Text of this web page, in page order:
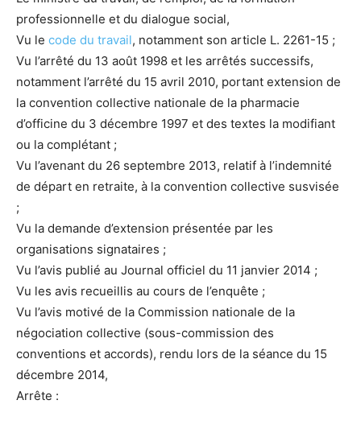
professionnelle et du dialogue social,
Vu le code du travail, notamment son article L. 2261-15 ;
Vu l’arrêté du 13 août 1998 et les arrêtés successifs,
notamment l’arrêté du 15 avril 2010, portant extension de
la convention collective nationale de la pharmacie
d’officine du 3 décembre 1997 et des textes la modifiant
ou la complétant ;
Vu l’avenant du 26 septembre 2013, relatif à l’indemnité
de départ en retraite, à la convention collective susvisée
;
Vu la demande d’extension présentée par les
organisations signataires ;
Vu l’avis publié au Journal officiel du 11 janvier 2014 ;
Vu les avis recueillis au cours de l’enquête ;
Vu l’avis motivé de la Commission nationale de la
négociation collective (sous-commission des
conventions et accords), rendu lors de la séance du 15
décembre 2014,
Arrête :